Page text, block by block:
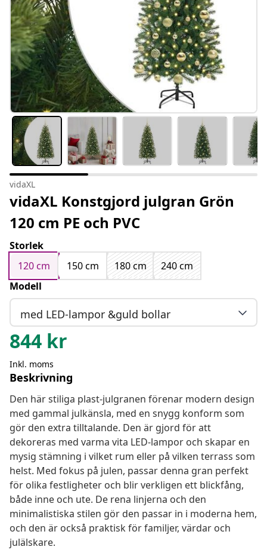
vidaXL
vidaXL Konstgjord julgran Grön
120 cm PE och PVC
Storlek
120 cm
150 cm 180 cm
240 cm
Modell
med LED-lampor &guld bollar
844 kr
Inkl. moms
Beskrivning
Den här stiliga plast-julgranen förenar modern design
med gammal julkänsla, med en snygg konform som
gör den extra tilltalande. Den är gjord för att
dekoreras med varma vita LED-lampor och skapar en
mysig stämning i vilket rum eller på vilken terrass som
helst. Med fokus på julen, passar denna gran perfekt
för olika festligheter och blir verkligen ett blickfång,
både inne och ute. De rena linjerna och den
minimalistiska stilen gör den passar in i moderna hem,
och den är också praktisk för familjer, värdar och
julälskare.